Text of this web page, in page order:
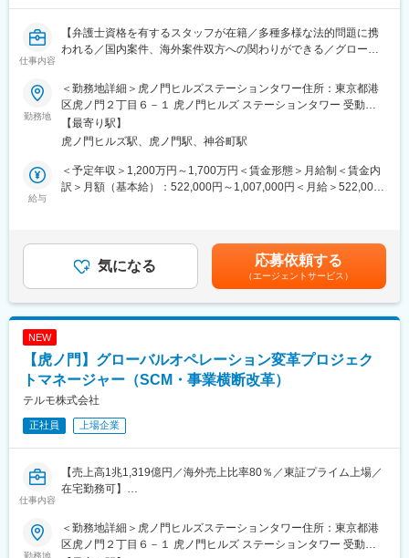
当社はジェネリック医薬品・新薬の両輪で事業拡大中。新体制の
います。
■組織に関して：
財務室は資金管理(単体及び子会社)、為替リスク管理が主な業務内
構成されておりますが、キャリア採用が半数以上を占めておりプ
ロパー・中途の垣根のない組織です。
■働き方
・フレックス頻度：各自活用中/柔軟に対応
出張：担当業務によりますが、年に１～２回程度の出張が発生す
る可能性がありますが、フレックス等で勤務開始時間を調整する
ことも可能です。
売上高1兆361億円（2025年3月）、グローバル売上比率80％、世
変更の範囲：会社の定める業務
仕事内容
【弁護士資格を有するスタッフが在籍／多種多様な法的問題に携
われる／国内案件、海外案件双方への関わりができる／グローバ
達な議論、風通し良好な社風／働き方◎／フレックス制や在宅勤
務制度あり】
■業務概要：
・企業買収、資本出資など国内外の各種投資や提携案件支援
・製品供給契約、代理店契約、業務委託契約などの契約審査を中
心とする契約リスク管理
バイス
■仕事の魅力：
・法律の知識及び英語力を生かすことができます。
で感じ、
■本部署の社風：
ラウンドの方が活躍できます。
・過去のやり方に囚われず多様性を尊重する組織です。
勤務地
＜勤務地詳細＞虎ノ門ヒルズステーションタワー住所：東京都港
区虎ノ門２丁目６－１ 虎ノ門ヒルズ ステーションタワー 受動喫
煙対策：敷地内喫煙可能場所あり変更の範囲：会社の定める事業
所
【最寄り駅】
虎ノ門ヒルズ駅、虎ノ門駅、神谷町駅
給与
＜予定年収＞1,200万円～1,700万円＜賃金形態＞月給制＜賃金内
訳＞月額（基本給）：522,000円～1,007,000円＜月給＞522,000
でも目安の金額であり、選考を通じて上下する可能性がありま
す。月給(月額)は固定手当を含めた表記です。
気になる 応募依頼する
（エージェントサービス）
NEW
【虎ノ門】グローバルオペレーション変革プロジェク
トマネージャー（SCM・事業横断改革）
テルモ株式会社
正社員 上場企業
仕事内容
【売上高1兆1,319億円／海外売上比率80％／東証プライム上場／
在宅勤務可】
心臓血管カンパニーでは、グローバルでの事業成長と安定供給の
両立に向け、部門・拠点・事業を横断したオペレーション変革を
推進しています。経営直轄プロジェクトやグローバルSCM・
勤務地
＜勤務地詳細＞虎ノ門ヒルズステーションタワー住所：東京都港
区虎ノ門２丁目６－１ 虎ノ門ヒルズ ステーションタワー 受動喫